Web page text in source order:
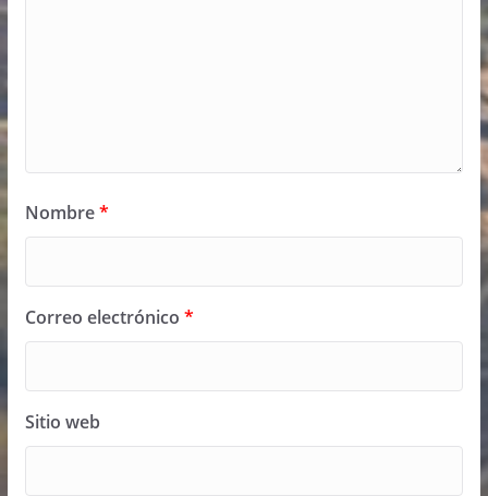
Nombre*
Correo electrónico *
Sitio web